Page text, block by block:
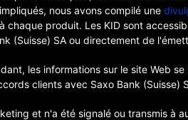
nous avons compilé une
chaque produit. Les KID sont
(Suisse) SA ou directement de
les informations sur le site Web
clients avec Saxo Bank (Suisse)
et n'a été signalé ou transmis à